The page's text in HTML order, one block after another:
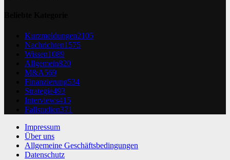
Kurzmeldungen2105
Nachrichten1575
Wissen1089
Allgemein820
M&A569
Finanzierung534
Strategie493
Interviews415
Fallstudien371
Impressum
Über uns
Allgemeine Geschäftsbedingungen
Datenschutz